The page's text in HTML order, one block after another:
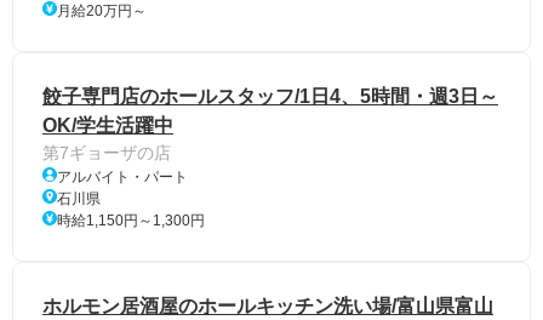
月給20万円～
餃子専門店のホールスタッフ/1日4、5時間・週3日～
OK/学生活躍中
第7ギョーザの店
アルバイト・パート
石川県
時給1,150円～1,300円
ホルモン居酒屋のホールキッチン洗い場/富山県富山